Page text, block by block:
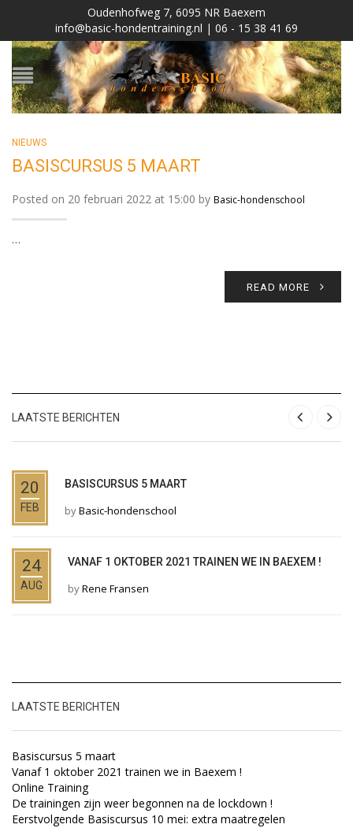
Oudenhofweg 7, 6095 NR Baexem
info@basic-hondentraining.nl | 06 - 15 38 41 69
NIEUWS
BASISCURSUS 5 MAART
Posted on 20 februari 2022 at 15:00 by Basic-hondenschool
…
READ MORE
LAATSTE BERICHTEN
20
FEB
BASISCURSUS 5 MAART
byBasic-hondenschool
24
AUG
VANAF 1 OKTOBER 2021 TRAINEN WE IN BAEXEM !
byRene Fransen
LAATSTE BERICHTEN
Basiscursus 5 maart
Vanaf 1 oktober 2021 trainen we in Baexem !
Online Training
De trainingen zijn weer begonnen na de lockdown !
Eerstvolgende Basiscursus 10 mei: extra maatregelen